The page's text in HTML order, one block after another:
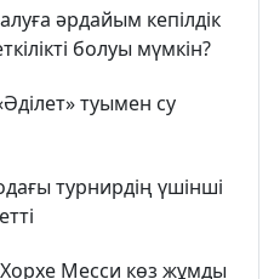
әрдайым кепілдік
болуы мүмкін?
туымен су
турнирдің үшінші
Месси көз жұмды